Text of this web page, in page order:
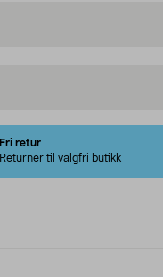
Fri retur
Returner til valgfri butikk